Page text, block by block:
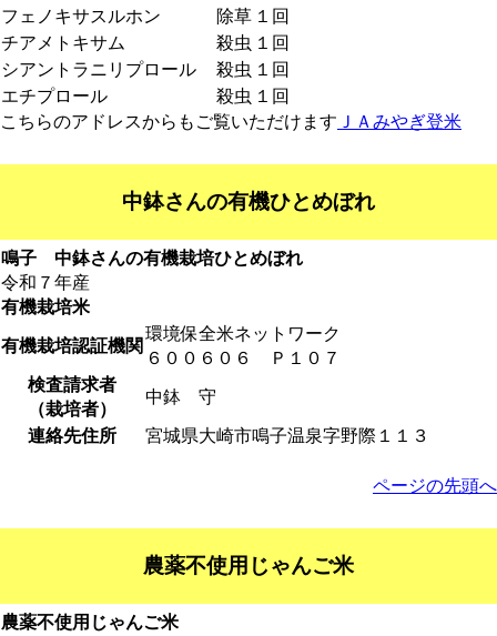
フェノキサスルホン
除草 １回
チアメトキサム
殺虫 １回
シアントラニリプロール
殺虫 １回
エチプロール
殺虫 １回
こちらのアドレスからもご覧いただけます ＪＡみやぎ登米
中鉢さんの有機ひとめぼれ
鳴子 中鉢さんの有機栽培ひとめぼれ
令和７年産
有機栽培米
有機栽培認証機関
環境保全米ネットワーク
６００６０６ Ｐ１０７
検査請求者
（栽培者）
中鉢 守
連絡先住所 宮城県大崎市鳴子温泉字野際１１３
ページの先頭へ
農薬不使用じゃんご米
農薬不使用じゃんご米